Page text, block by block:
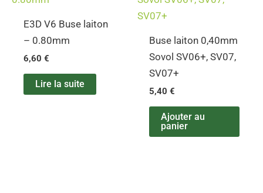
E3D V6 Buse laiton
– 0.80mm
6,60€
Lire la suite
Buse laiton 0,40mm
Sovol SV06+, SV07,
SV07+
5,40€
Ajouter au
panier